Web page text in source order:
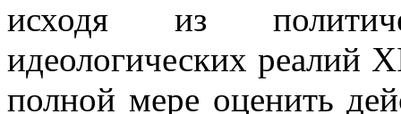
исходя из
идеологических реалий
полной мере оценить